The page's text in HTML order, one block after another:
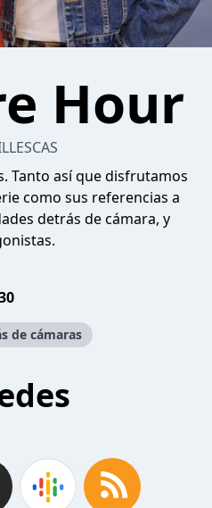
Hour
Tanto así que disfrutamos
como sus referencias a
detrás de cámara, y
de cámaras